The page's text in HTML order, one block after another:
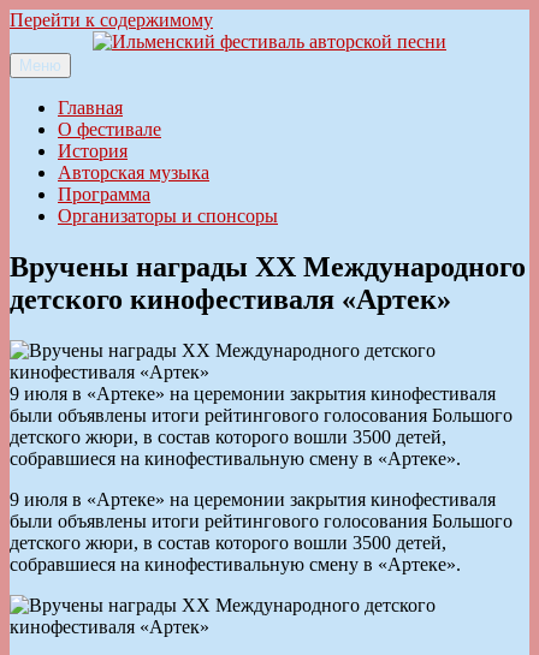
Перейти к содержимому
Ильменский фестиваль авторской песни
Меню
Главная
О фестивале
История
Авторская музыка
Программа
Организаторы и спонсоры
Вручены награды XX Международного
детского кинофестиваля «Артек»
9 июля в «Артеке» на церемонии закрытия кинофестиваля
были объявлены итоги рейтингового голосования Большого
детского жюри, в состав которого вошли 3500 детей,
собравшиеся на кинофестивальную смену в «Артеке».
9 июля в «Артеке» на церемонии закрытия кинофестиваля
были объявлены итоги рейтингового голосования Большого
детского жюри, в состав которого вошли 3500 детей,
собравшиеся на кинофестивальную смену в «Артеке».